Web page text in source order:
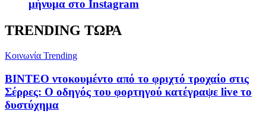
μήνυμα στο Instagram
TRENDING ΤΩΡΑ
Κοινωνία Trending
ΒΙΝΤΕΟ ντοκουμέντο από το φριχτό τροχαίο στις
Σέρρες: Ο οδηγός του φορτηγού κατέγραψε live το
δυστύχημα